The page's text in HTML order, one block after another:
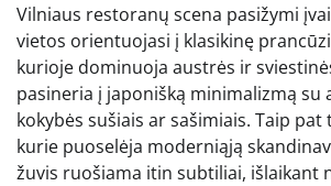
Vilniaus restoranų scena pasižymi
vietos orientuojasi į klasikinę
kurioje dominuoja austrės ir
pasineria į japonišką minimalizmą su
kokybės sušiais ar sašimiais. Taip
kurie puoselėja moderniąją
žuvis ruošiama itin subtiliai, išlaikant